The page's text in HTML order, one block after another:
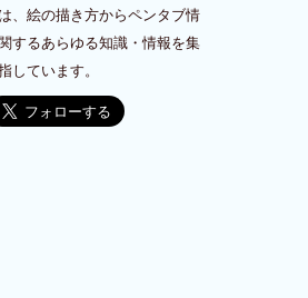
、絵の描き方からペンタブ情
するあらゆる知識・情報を集
しています。